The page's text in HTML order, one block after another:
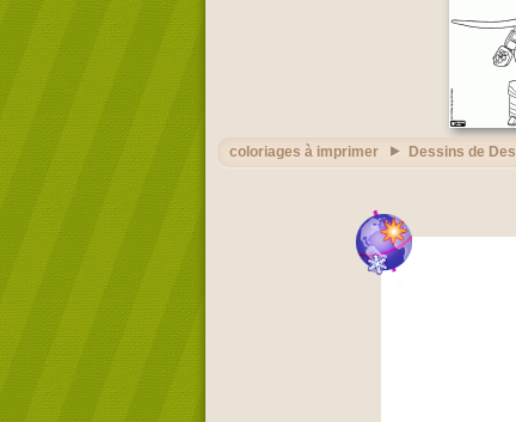
coloriages à imprimer Dessins de Des